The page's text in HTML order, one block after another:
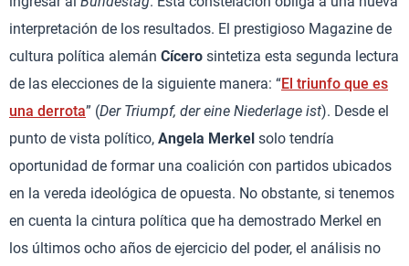
interpretación de los resultados. El prestigioso Magazine de
cultura política alemán Cícero sintetiza esta segunda lectura
de las elecciones de la siguiente manera: “El triunfo que es
una derrota” (Der Triumpf, der eine Niederlage ist). Desde el
punto de vista político, Angela Merkel solo tendría
oportunidad de formar una coalición con partidos ubicados
en la vereda ideológica de opuesta. No obstante, si tenemos
en cuenta la cintura política que ha demostrado Merkel en
los últimos ocho años de ejercicio del poder, el análisis no